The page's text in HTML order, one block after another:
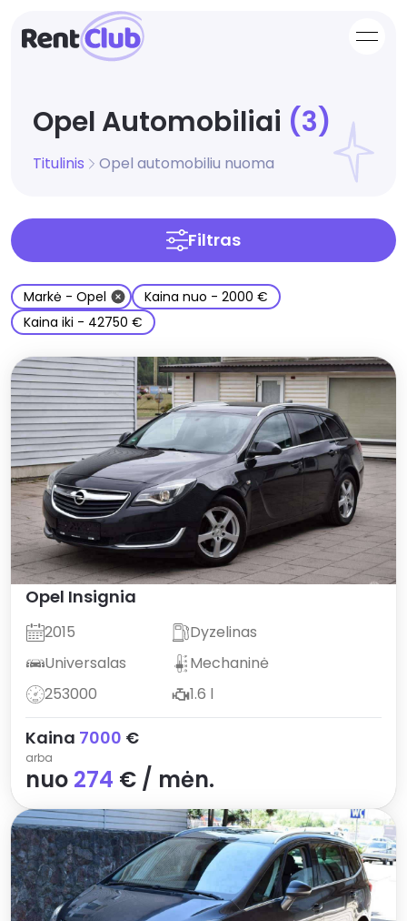
Opel Automobiliai (3)
Titulinis Opel automobiliu nuoma
Filtras
Markė - Opel Kaina nuo - 2000 €
Kaina iki - 42750 €
Opel Insignia
2015
Dyzelinas
Universalas
Mechaninė
253000
1.6 l
Kaina 7000 €
arba
nuo 274 € / mėn.